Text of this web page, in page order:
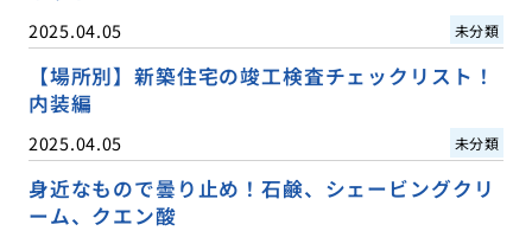
2025.04.05 未分類
【場所別】新築住宅の竣工検査チェックリスト！
内装編
2025.04.05 未分類
身近なもので曇り止め！石鹸、シェービングクリ
ーム、クエン酸